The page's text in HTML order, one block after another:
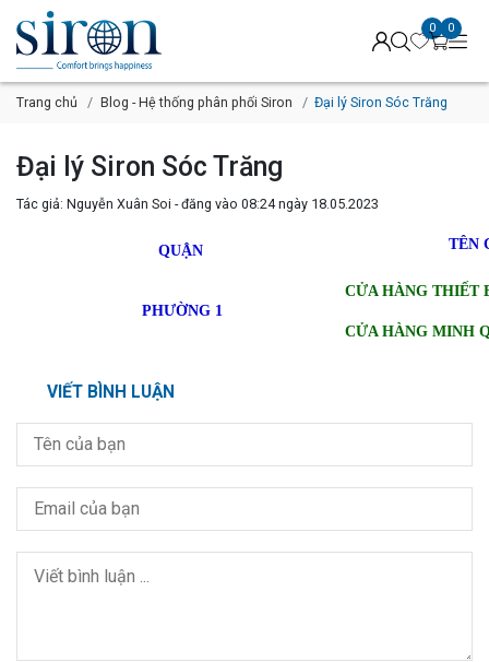
0 0
Trang chủ Blog - Hệ thống phân phối Siron Đại lý Siron Sóc Trăng
Đại lý Siron Sóc Trăng
Tác giả: Nguyễn Xuân Soi - đăng vào 08:24 ngày 18.05.2023
QUẬN TÊN
PHƯỜNG 1
CỬA HÀNG THIẾT
CỬA HÀNG MINH
VIẾT BÌNH LUẬN